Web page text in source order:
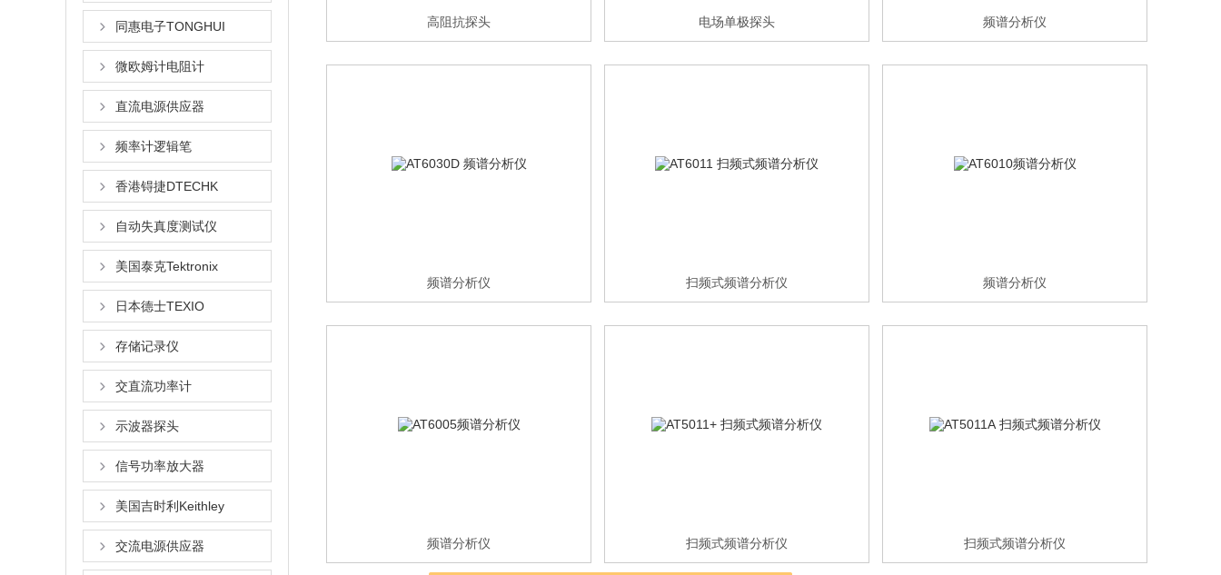
同惠电子TONGHUI
微欧姆计电阻计
直流电源供应器
频率计逻辑笔
香港锝捷DTECHK
自动失真度测试仪
美国泰克Tektronix
日本德士TEXIO
存储记录仪
交直流功率计
示波器探头
信号功率放大器
美国吉时利Keithley
交流电源供应器
高阻抗探头 电场单极探头 频谱分析仪
频谱分析仪 扫频式频谱分析仪 频谱分析仪
频谱分析仪 扫频式频谱分析仪 扫频式频谱分析仪